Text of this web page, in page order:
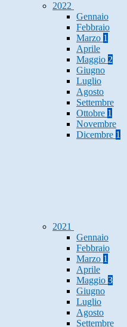
2022
Gennaio
Febbraio
Marzo 1
Aprile
Maggio 2
Giugno
Luglio
Agosto
Settembre
Ottobre 1
Novembre
Dicembre 1
2021
Gennaio
Febbraio
Marzo 1
Aprile
Maggio 3
Giugno
Luglio
Agosto
Settembre